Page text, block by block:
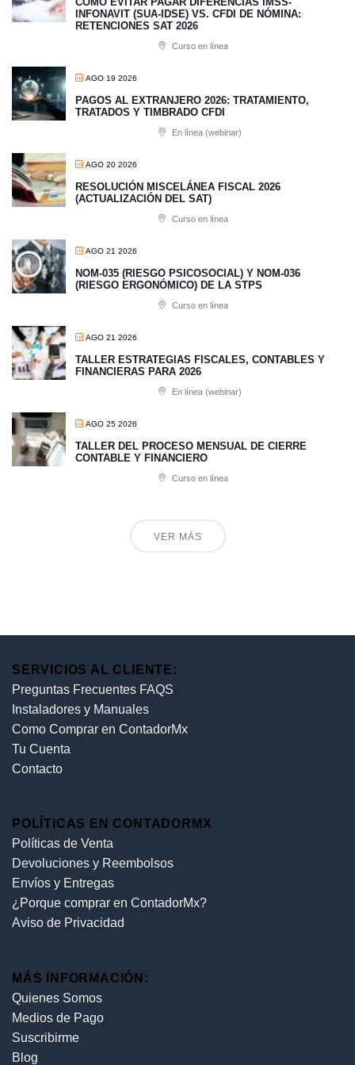
INFONAVIT (SUA-IDSE) VS. CFDI DE NÓMINA:
RETENCIONES SAT 2026
Curso en línea
AGO 19 2026
PAGOS AL EXTRANJERO 2026: TRATAMIENTO,
TRATADOS Y TIMBRADO CFDI
En línea (webinar)
AGO 20 2026
RESOLUCIÓN MISCELÁNEA FISCAL 2026
(ACTUALIZACIÓN DEL SAT)
Curso en línea
AGO 21 2026
NOM-035 (RIESGO PSICOSOCIAL) Y NOM-036
(RIESGO ERGONÓMICO) DE LA STPS
Curso en línea
AGO 21 2026
TALLER ESTRATEGIAS FISCALES, CONTABLES Y
FINANCIERAS PARA 2026
En línea (webinar)
AGO 25 2026
TALLER DEL PROCESO MENSUAL DE CIERRE
CONTABLE Y FINANCIERO
Curso en línea
VER MÁS
SERVICIOS AL CLIENTE:
Preguntas Frecuentes FAQS
Instaladores y Manuales
Como Comprar en ContadorMx
Tu Cuenta
Contacto
POLÍTICAS EN CONTADORMX
Políticas de Venta
Devoluciones y Reembolsos
Envíos y Entregas
¿Porque comprar en ContadorMx?
Aviso de Privacidad
MÁS INFORMACIÓN:
Quienes Somos
Medios de Pago
Suscribirme
Blog